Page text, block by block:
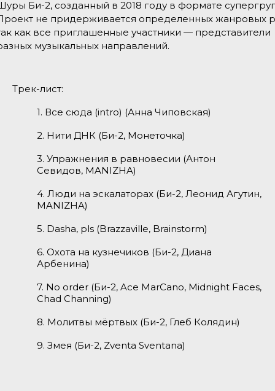
Би-2, созданный в 2018 году в формате
не придерживается определенных жанровых
как все приглашенные участники — представители
музыкальных направлений.
Трек-лист:
1. Все сюда (intro) (Анна Чиповская)
2. Нити ДНК (Би-2, Монеточка)
3. Упражнения в равновесии (Антон
Севидов, MANIZHA)
4. Люди на эскалаторах (Би-2, Леонид Агутин,
MANIZHA)
5. Dasha, pls (Brazzaville, Brainstorm)
6. Охота на кузнечиков (Би-2, Диана
Арбенина)
7. No order (Би-2, Ace MarCano, Midnight Faces,
Chad Channing)
8. Молитвы мёртвых (Би-2, Глеб Колядин)
9. Змея (Би-2, Zventa Sventana)